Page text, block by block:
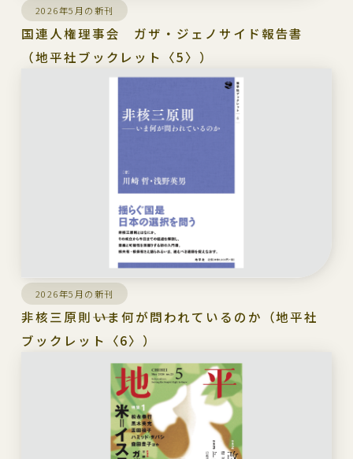
2026年5月の新刊
国連人権理事会 ガザ・ジェノサイド報告書
（地平社ブックレット〈5〉）
2026年5月の新刊
非核三原則――いま何が問われているのか（地平社
ブックレット〈6〉）